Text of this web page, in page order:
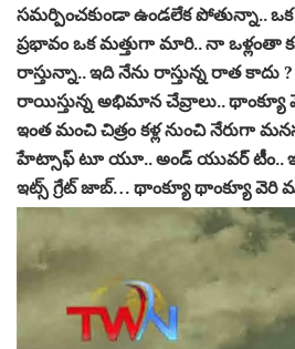
స‌మ‌ర్పించ‌కుండా ఉండ‌లేక పోతున్నా..
ప్ర‌భావం ఒక మ‌త్తుగా మారి.. నా
రాస్తున్నా.. ఇది నేను రాస్తున్న రాత
రాయిస్తున్న అభిమాన చేవ్రాలు.. థాంక్యూ
ఇంత మంచి చిత్రం క‌ళ్ల నుంచి నేరుగా
హేట్సాఫ్ టూ యూ.. అండ్ యువ‌ర్ టీం..
ఇట్స్ గ్రేట్ జాబ్… థాంక్యూ థాంక్యూ వెరి